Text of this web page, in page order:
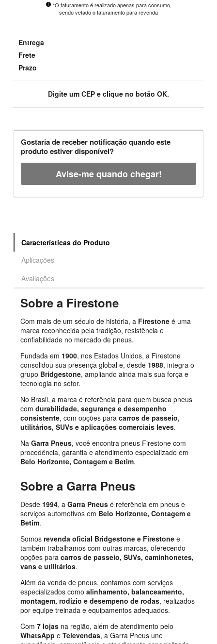
*O faturamento é realizado apenas para consumo,
sendo vetado o faturamento para revenda
Entrega
Frete
Prazo
Digite um CEP e clique no botão OK.
Gostaria de receber notificação quando este
produto estiver disponível?
Avise-me quando chegar!
Características do Produto
Aplicações
Avaliações
Sobre a Firestone
Com mais de um século de história, a Firestone é uma
marca reconhecida pela tradição, resistência e
confiabilidade no mercado de pneus.
Fundada em 1900, nos Estados Unidos, a Firestone
consolidou sua presença global e, desde 1988, integra o
grupo Bridgestone, ampliando ainda mais sua força e
tecnologia no setor.
No Brasil, a marca é referência para quem busca pneus
com durabilidade, segurança e desempenho
consistente, com opções para carros de passeio,
utilitários, SUVs e aplicações comerciais leves.
Na Garra Pneus, você encontra pneus Firestone com
procedência, garantia e atendimento especializado em
Belo Horizonte, Contagem e Betim.
Sobre a Garra Pneus
Desde 1994, a Garra Pneus é referência em pneus e
serviços automotivos em Belo Horizonte, Contagem e
Betim.
Somos revenda oficial Bridgestone e Firestone e
também trabalhamos com outras marcas, oferecendo
opções para carros de passeio, SUVs, caminhonetes,
vans e utilitários.
Além da venda de pneus, contamos com serviços
especializados como alinhamento, balanceamento,
montagem, rodízio e desempeno de rodas, realizados
por equipe treinada e equipamentos adequados.
Com 7 lojas na região, além de atendimento pelo
WhatsApp e Televendas, a Garra Pneus une